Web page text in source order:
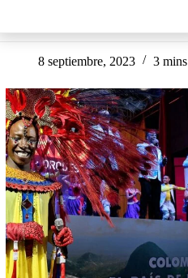
8 septiembre, 2023 3 mins